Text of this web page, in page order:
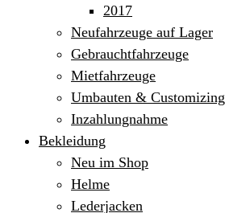
2017
Neufahrzeuge auf Lager
Gebrauchtfahrzeuge
Mietfahrzeuge
Umbauten & Customizing
Inzahlungnahme
Bekleidung
Neu im Shop
Helme
Lederjacken